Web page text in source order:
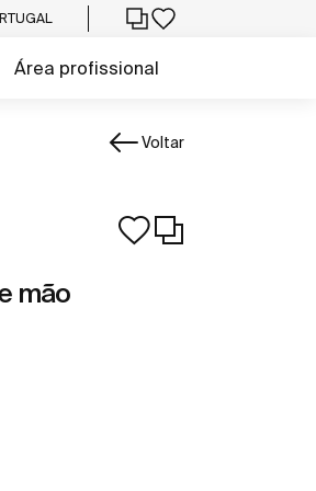
Área profissional
Voltar
mão